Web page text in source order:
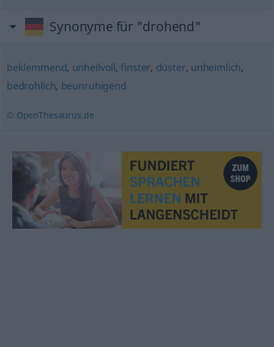
Synonyme für "drohend"
beklemmend, unheilvoll,finster, düster, unheimlich,
bedrohlich, beunruhigend
© OpenThesaurus.de